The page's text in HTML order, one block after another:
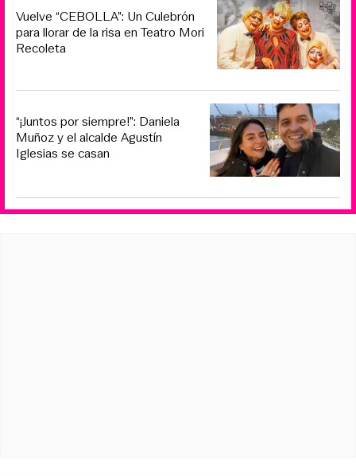
Vuelve “CEBOLLA”: Un Culebrón
para llorar de la risa en Teatro Mori
Recoleta
“¡Juntos por siempre!”: Daniela
Muñoz y el alcalde Agustín
Iglesias se casan